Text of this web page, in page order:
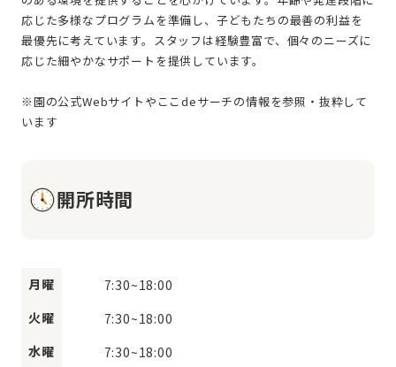
応じた多様なプログラムを準備し、子どもたちの最善の利益を
最優先に考えています。スタッフは経験豊富で、個々のニーズに
応じた細やかなサポートを提供しています。
※園の公式Webサイトやここdeサーチの情報を参照・抜粋して
開所時間
月曜 7:30~18:00
火曜
7:30~18:00
水曜
7:30~18:00